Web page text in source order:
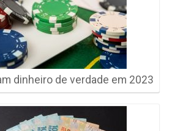
dinheiro de verdade em 2023